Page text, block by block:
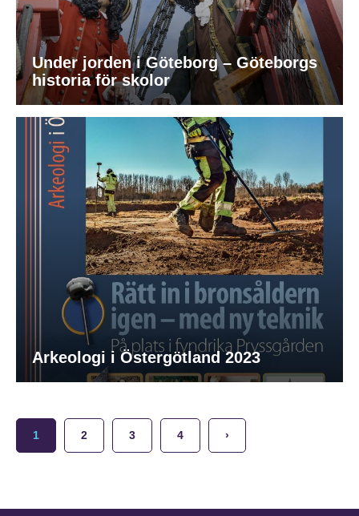
Under jorden i Göteborg – Göteborgs
historia för skolor
Arkeologi i Östergötland 2023
1 2 3 4 ›